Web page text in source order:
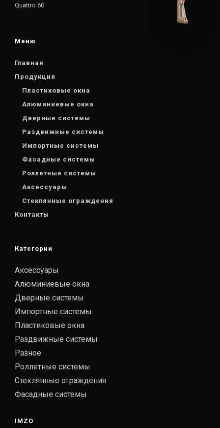
Quattro 60
Меню
Главная
Продукция
Пластиковые окна
Алюминиевые окна
Дверные системы
Раздвижные системы
Импортные системы
Фасадные системы
Роллетные системы
Аксессуары
Стеклянные ограждения
Контакты
Категории
Аксессуары
Алюминиевые окна
Дверные системы
Импортные системы
Пластиковые окна
Раздвижные системы
Разное
Роллетные системы
Стеклянные ограждения
Фасадные системы
IMZO